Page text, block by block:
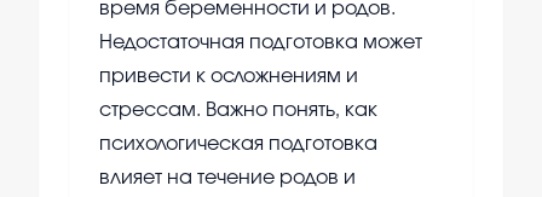
время беременности и родов.
Недостаточная подготовка может
привести к осложнениям и
стрессам. Важно понять, как
психологическая подготовка
влияет на течение родов и